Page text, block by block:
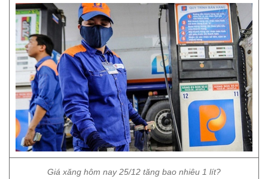
Giá xăng hôm nay 25/12 tăng bao nhiêu 1 lít?